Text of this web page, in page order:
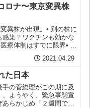
、へこたれ...
ロナ〜東京変異株
異株が出現。• 別の株に
感染？ワクチンも効かな
療体制はすでに限界• 感
して三重変異株になった
ガル株｣。二重変異株よ
2021.04.29
た日本
手の菅総理がこの期に及
、ようやく、緊急事態宣
あらかじめ「２週間で」